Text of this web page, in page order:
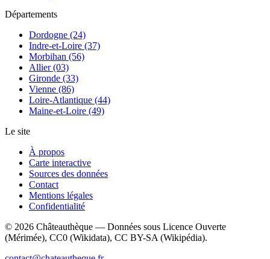
Départements
Dordogne (24)
Indre-et-Loire (37)
Morbihan (56)
Allier (03)
Gironde (33)
Vienne (86)
Loire-Atlantique (44)
Maine-et-Loire (49)
Le site
À propos
Carte interactive
Sources des données
Contact
Mentions légales
Confidentialité
© 2026 Châteauthèque — Données sous Licence Ouverte
(Mérimée), CC0 (Wikidata), CC BY-SA (Wikipédia).